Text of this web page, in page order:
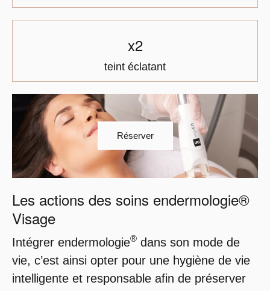
x2
teint éclatant
Réserver
Les actions des soins endermologie®
Visage
Intégrer endermologie® dans son mode de
vie, c’est ainsi opter pour une hygiène de vie
intelligente et responsable afin de préserver